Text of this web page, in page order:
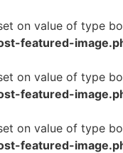
on value of type
featured-
on value of type
featured-
on value of type
featured-